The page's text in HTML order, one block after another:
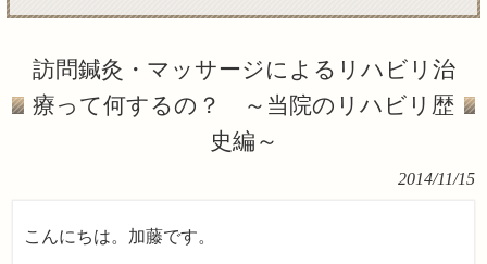
訪問鍼灸・マッサージによるリハビリ治
療って何するの？ ～当院のリハビリ歴
史編～
2014/11/15
こんにちは。加藤です。